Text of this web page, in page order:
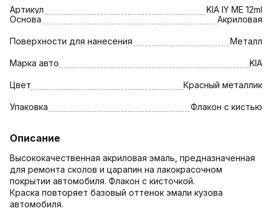
Артикул
KIA IY МЕ 12ml
Основа
Акриловая
Поверхности для нанесения Металл
Марка авто KIA
Цвет Красный металлик
Упаковка Флакон с кистью
Описание
Высококачественная акриловая эмаль, предназначенная
для ремонта сколов и царапин на лакокрасочном
покрытии автомобиля. Флакон с кисточкой.
Краска повторяет базовый оттенок эмали кузова
автомобиля.